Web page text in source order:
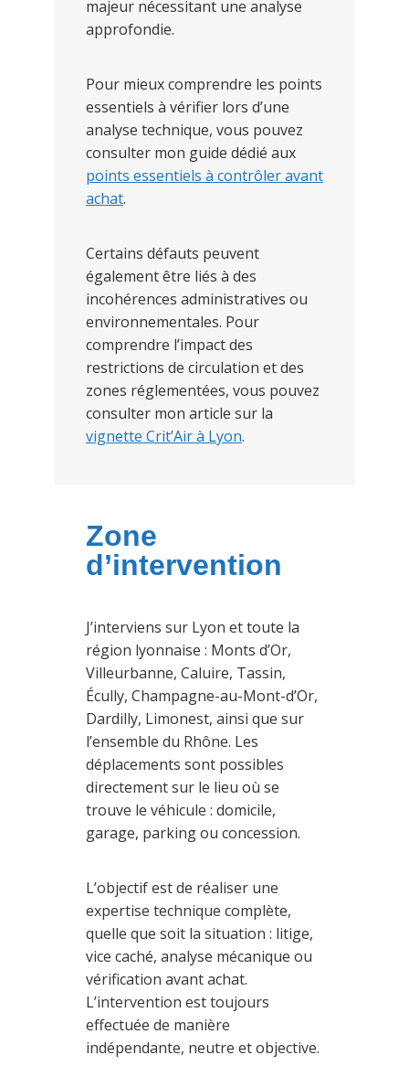
majeur nécessitant une analyse
approfondie.
Pour mieux comprendre les points
essentiels à vérifier lors d’une
analyse technique, vous pouvez
consulter mon guide dédié aux
points essentiels à contrôler avant
achat.
Certains défauts peuvent
également être liés à des
incohérences administratives ou
environnementales. Pour
comprendre l’impact des
restrictions de circulation et des
zones réglementées, vous pouvez
consulter mon article sur la
vignette Crit’Air à Lyon.
Zone
d’intervention
J’interviens sur Lyon et toute la
région lyonnaise : Monts d’Or,
Villeurbanne, Caluire, Tassin,
Écully, Champagne-au-Mont-d’Or,
Dardilly, Limonest, ainsi que sur
l’ensemble du Rhône. Les
déplacements sont possibles
directement sur le lieu où se
trouve le véhicule : domicile,
garage, parking ou concession.
L’objectif est de réaliser une
expertise technique complète,
quelle que soit la situation : litige,
vice caché, analyse mécanique ou
vérification avant achat.
L’intervention est toujours
effectuée de manière
indépendante, neutre et objective.